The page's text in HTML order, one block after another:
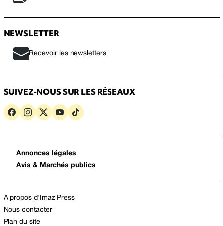
NEWSLETTER
Recevoir les newsletters
SUIVEZ-NOUS SUR LES RÉSEAUX
Annonces légales
Avis & Marchés publics
A propos d’Imaz Press
Nous contacter
Plan du site